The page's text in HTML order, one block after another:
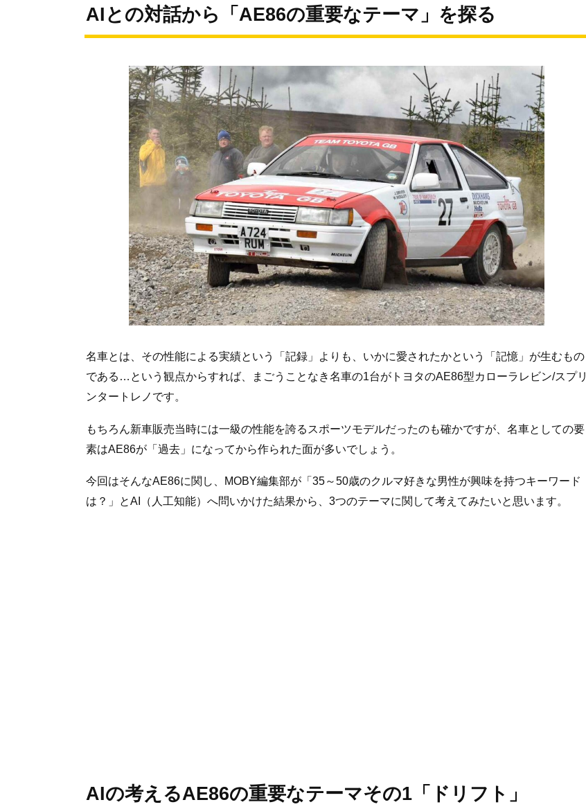
AIとの対話から「AE86の重要なテーマ」を探る
名車とは、その性能による実績という「記録」よりも、いかに愛されたかという「記憶」が生むもの
である…という観点からすれば、まごうことなき名車の1台がトヨタのAE86型カローラレビン/スプリ
ンタートレノです。
もちろん新車販売当時には一級の性能を誇るスポーツモデルだったのも確かですが、名車としての要
素はAE86が「過去」になってから作られた面が多いでしょう。
今回はそんなAE86に関し、MOBY編集部が「35～50歳のクルマ好きな男性が興味を持つキーワード
は？」とAI（人工知能）へ問いかけた結果から、3つのテーマに関して考えてみたいと思います。
AIの考えるAE86の重要なテーマその1「ドリフト」